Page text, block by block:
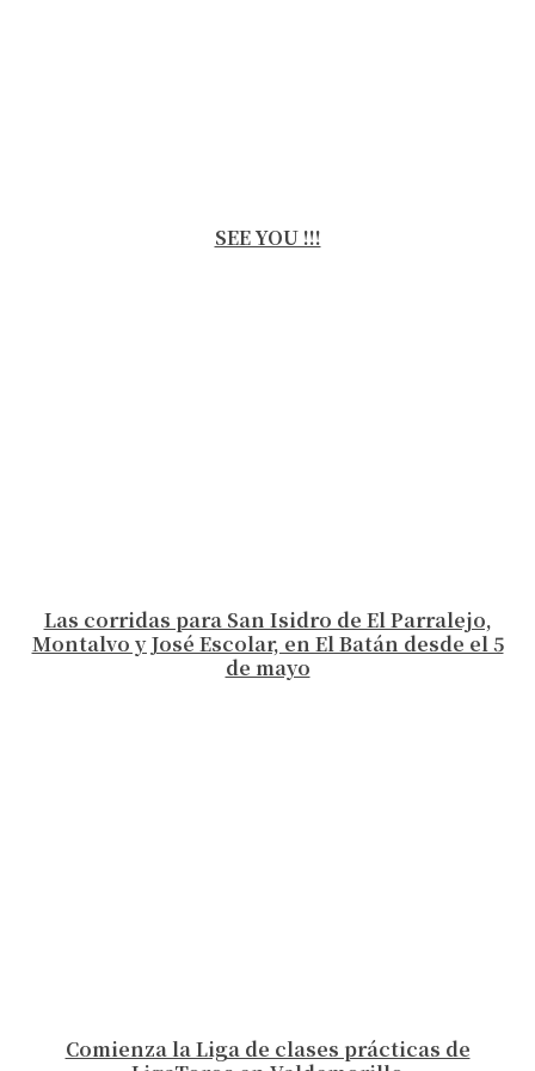
SEE YOU !!!
Las corridas para San Isidro de El Parralejo,
Montalvo y José Escolar, en El Batán desde el 5
de mayo
Comienza la Liga de clases prácticas de